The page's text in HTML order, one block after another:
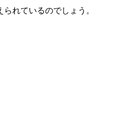
れているのでしょう。